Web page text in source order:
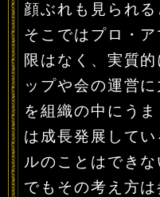
顔ぶれも見られる
そこではプロ・
限はなく、実質
ップや会の運営
を組織の中にう
は成長発展して
ルのことはでき
でもその考え方